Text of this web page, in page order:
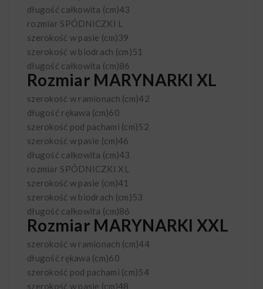
długość całkowita (cm)43
rozmiar SPÓDNICZKI L
szerokość w pasie (cm)39
szerokość w biodrach (cm)51
długość całkowita (cm)86
Rozmiar MARYNARKI XL
szerokość w ramionach (cm)42
długość rękawa (cm)60
szerokość pod pachami (cm)52
szerokość w pasie (cm)46
długość całkowita (cm)43
rozmiar SPÓDNICZKI XL
szerokość w pasie (cm)41
szerokość w biodrach (cm)53
długość całkowita (cm)86
Rozmiar MARYNARKI XXL
szerokość w ramionach (cm)44
długość rękawa (cm)60
szerokość pod pachami (cm)54
szerokość w pasie (cm)48